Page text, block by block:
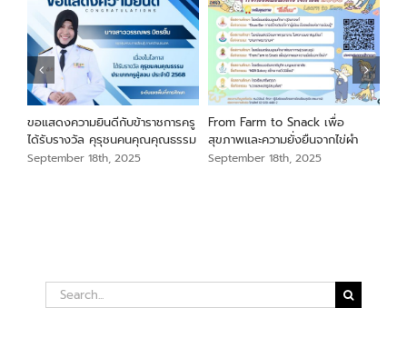
ขอแสดงความยินดีกับข้าราชการครู
ได้รับรางวัล คุรุชนคนคุณคุณธรรม
September 18th, 2025
From Farm to Snack เพื่อ
สุขภาพและความยั่งยืนจากไข่ผำ
September 18th, 2025
Search
for: